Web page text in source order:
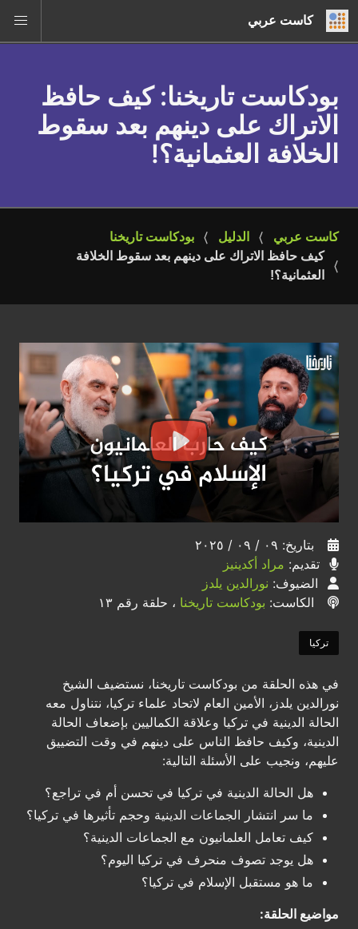
كاست عربي
بودكاست تاريخنا: كيف حافظ
الاتراك على دينهم بعد سقوط
الخلافة العثمانية؟!
كاست عربي الدليل
بودكاست تاريخنا
كيف حافظ الاتراك على دينهم بعد سقوط الخلافة
العثمانية؟!
بتاريخ: ٠٩ / ٠٩ / ٢٠٢٥
تقديم: مراد أكدينيز
الضيوف: نورالدين يلدز
الكاست: بودكاست تاريخنا ، حلقة رقم ١٣
تركيا
في هذه الحلقة من بودكاست تاريخنا، نستضيف الشيخ
نورالدين يلدز، الأمين العام لاتحاد علماء تركيا، نتناول معه
الحالة الدينية في تركيا وعلاقة الكماليين بإضعاف الحالة
الدينية، وكيف حافظ الناس على دينهم في وقت التضييق
عليهم، ونجيب على الأسئلة التالية:
هل الحالة الدينية في تركيا في تحسن أم في تراجع؟
ما سر انتشار الجماعات الدينية وحجم تأثيرها في تركيا؟
كيف تعامل العلمانيون مع الجماعات الدينية؟
هل يوجد تصوف منحرف في تركيا اليوم؟
ما هو مستقبل الإسلام في تركيا؟
مواضيع الحلقة: